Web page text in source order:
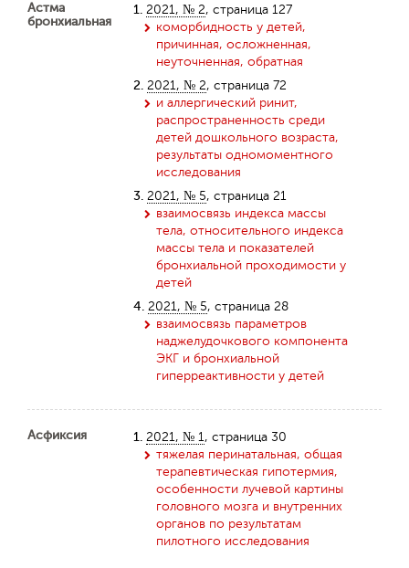
Астма
бронхиальная
1. 2021, № 2, страница 127
коморбидность у детей,
причинная, осложненная,
неуточненная, обратная
2. 2021, № 2, страница 72
и аллергический ринит,
распространенность среди
детей дошкольного возраста,
результаты одномоментного
исследования
3. 2021, № 5, страница 21
взаимосвязь индекса массы
тела, относительного индекса
массы тела и показателей
бронхиальной проходимости у
детей
4. 2021, № 5, страница 28
взаимосвязь параметров
наджелудочкового компонента
ЭКГ и бронхиальной
гиперреактивности у детей
Асфиксия 1. 2021, № 1, страница 30
тяжелая перинатальная, общая
терапевтическая гипотермия,
особенности лучевой картины
головного мозга и внутренних
органов по результатам
пилотного исследования